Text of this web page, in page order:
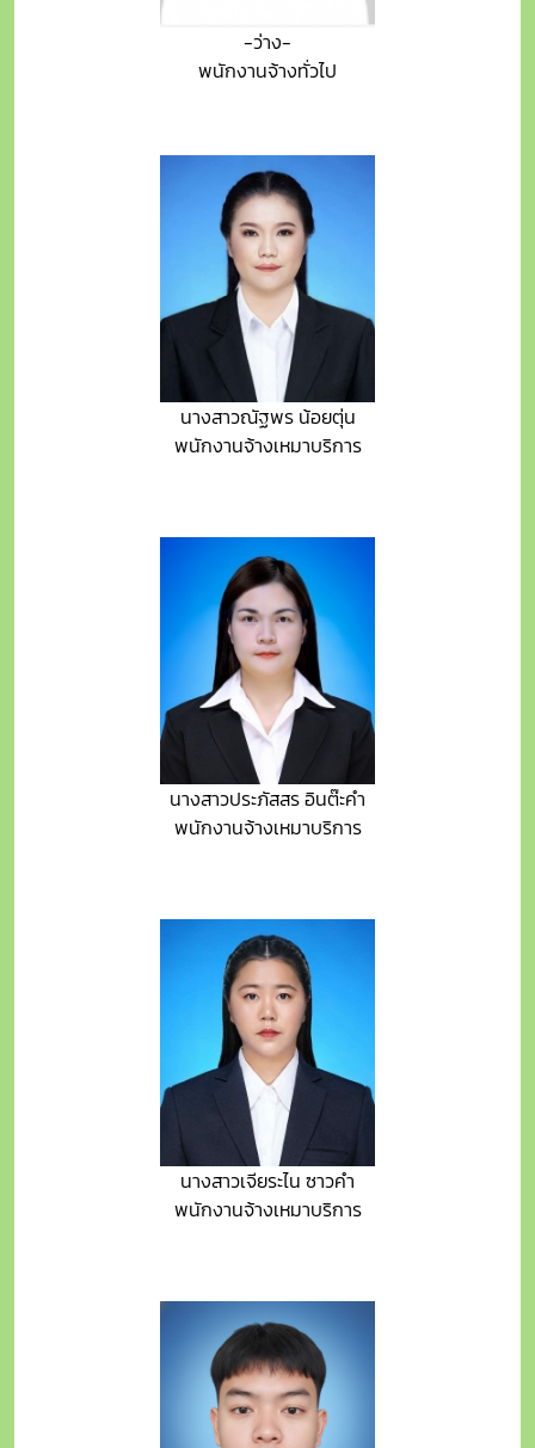
-ว่าง-
พนักงานจ้างทั่วไป
นางสาวณัฐพร น้อยตุ่น
พนักงานจ้างเหมาบริการ
นางสาวประภัสสร อินต๊ะคำ
พนักงานจ้างเหมาบริการ
นางสาวเจียระไน ซาวคำ
พนักงานจ้างเหมาบริการ